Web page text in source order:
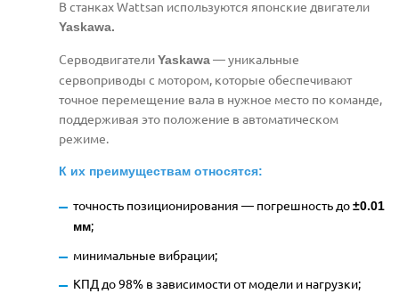
В станках Wattsan используются японские двигатели
Yaskawa.
СерводвигателиYaskawa— уникальные
сервоприводы с мотором, которые обеспечивают
точное перемещение вала в нужное место по команде,
поддерживая это положение в автоматическом
режиме.
К их преимуществам относятся:
точность позиционирования — погрешность до±0.01
мм;
минимальные вибрации;
КПД до 98% в зависимости от модели и нагрузки;